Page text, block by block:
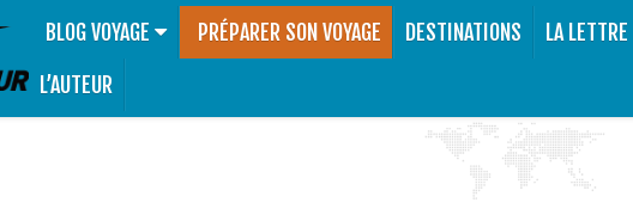
BLOG VOYAGE PRÉPARER SON VOYAGE DESTINATIONS LA LETTRE
L’AUTEUR